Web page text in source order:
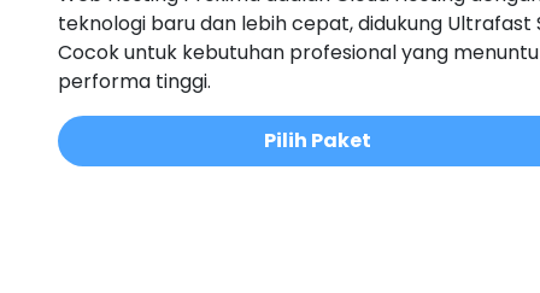
teknologi baru dan lebih cepat, didukung Ultrafast
Cocok untuk kebutuhan profesional yang
performa tinggi.
Pilih Paket